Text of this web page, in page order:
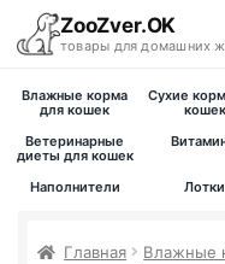
ZooZver.OK
товары для домашних
На главную
Влажные корма
для кошек
Сухие
кошек
Ветеринарные
диеты для кошек
Наполнители
Лотки
Главная Влажные